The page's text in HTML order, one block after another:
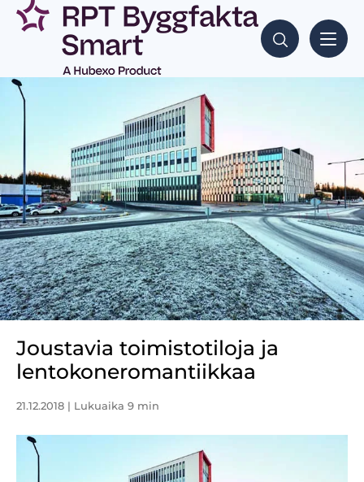
Joustavia toimistotiloja ja
lentokoneromantiikkaa
21.12.2018 | Lukuaika 9 min